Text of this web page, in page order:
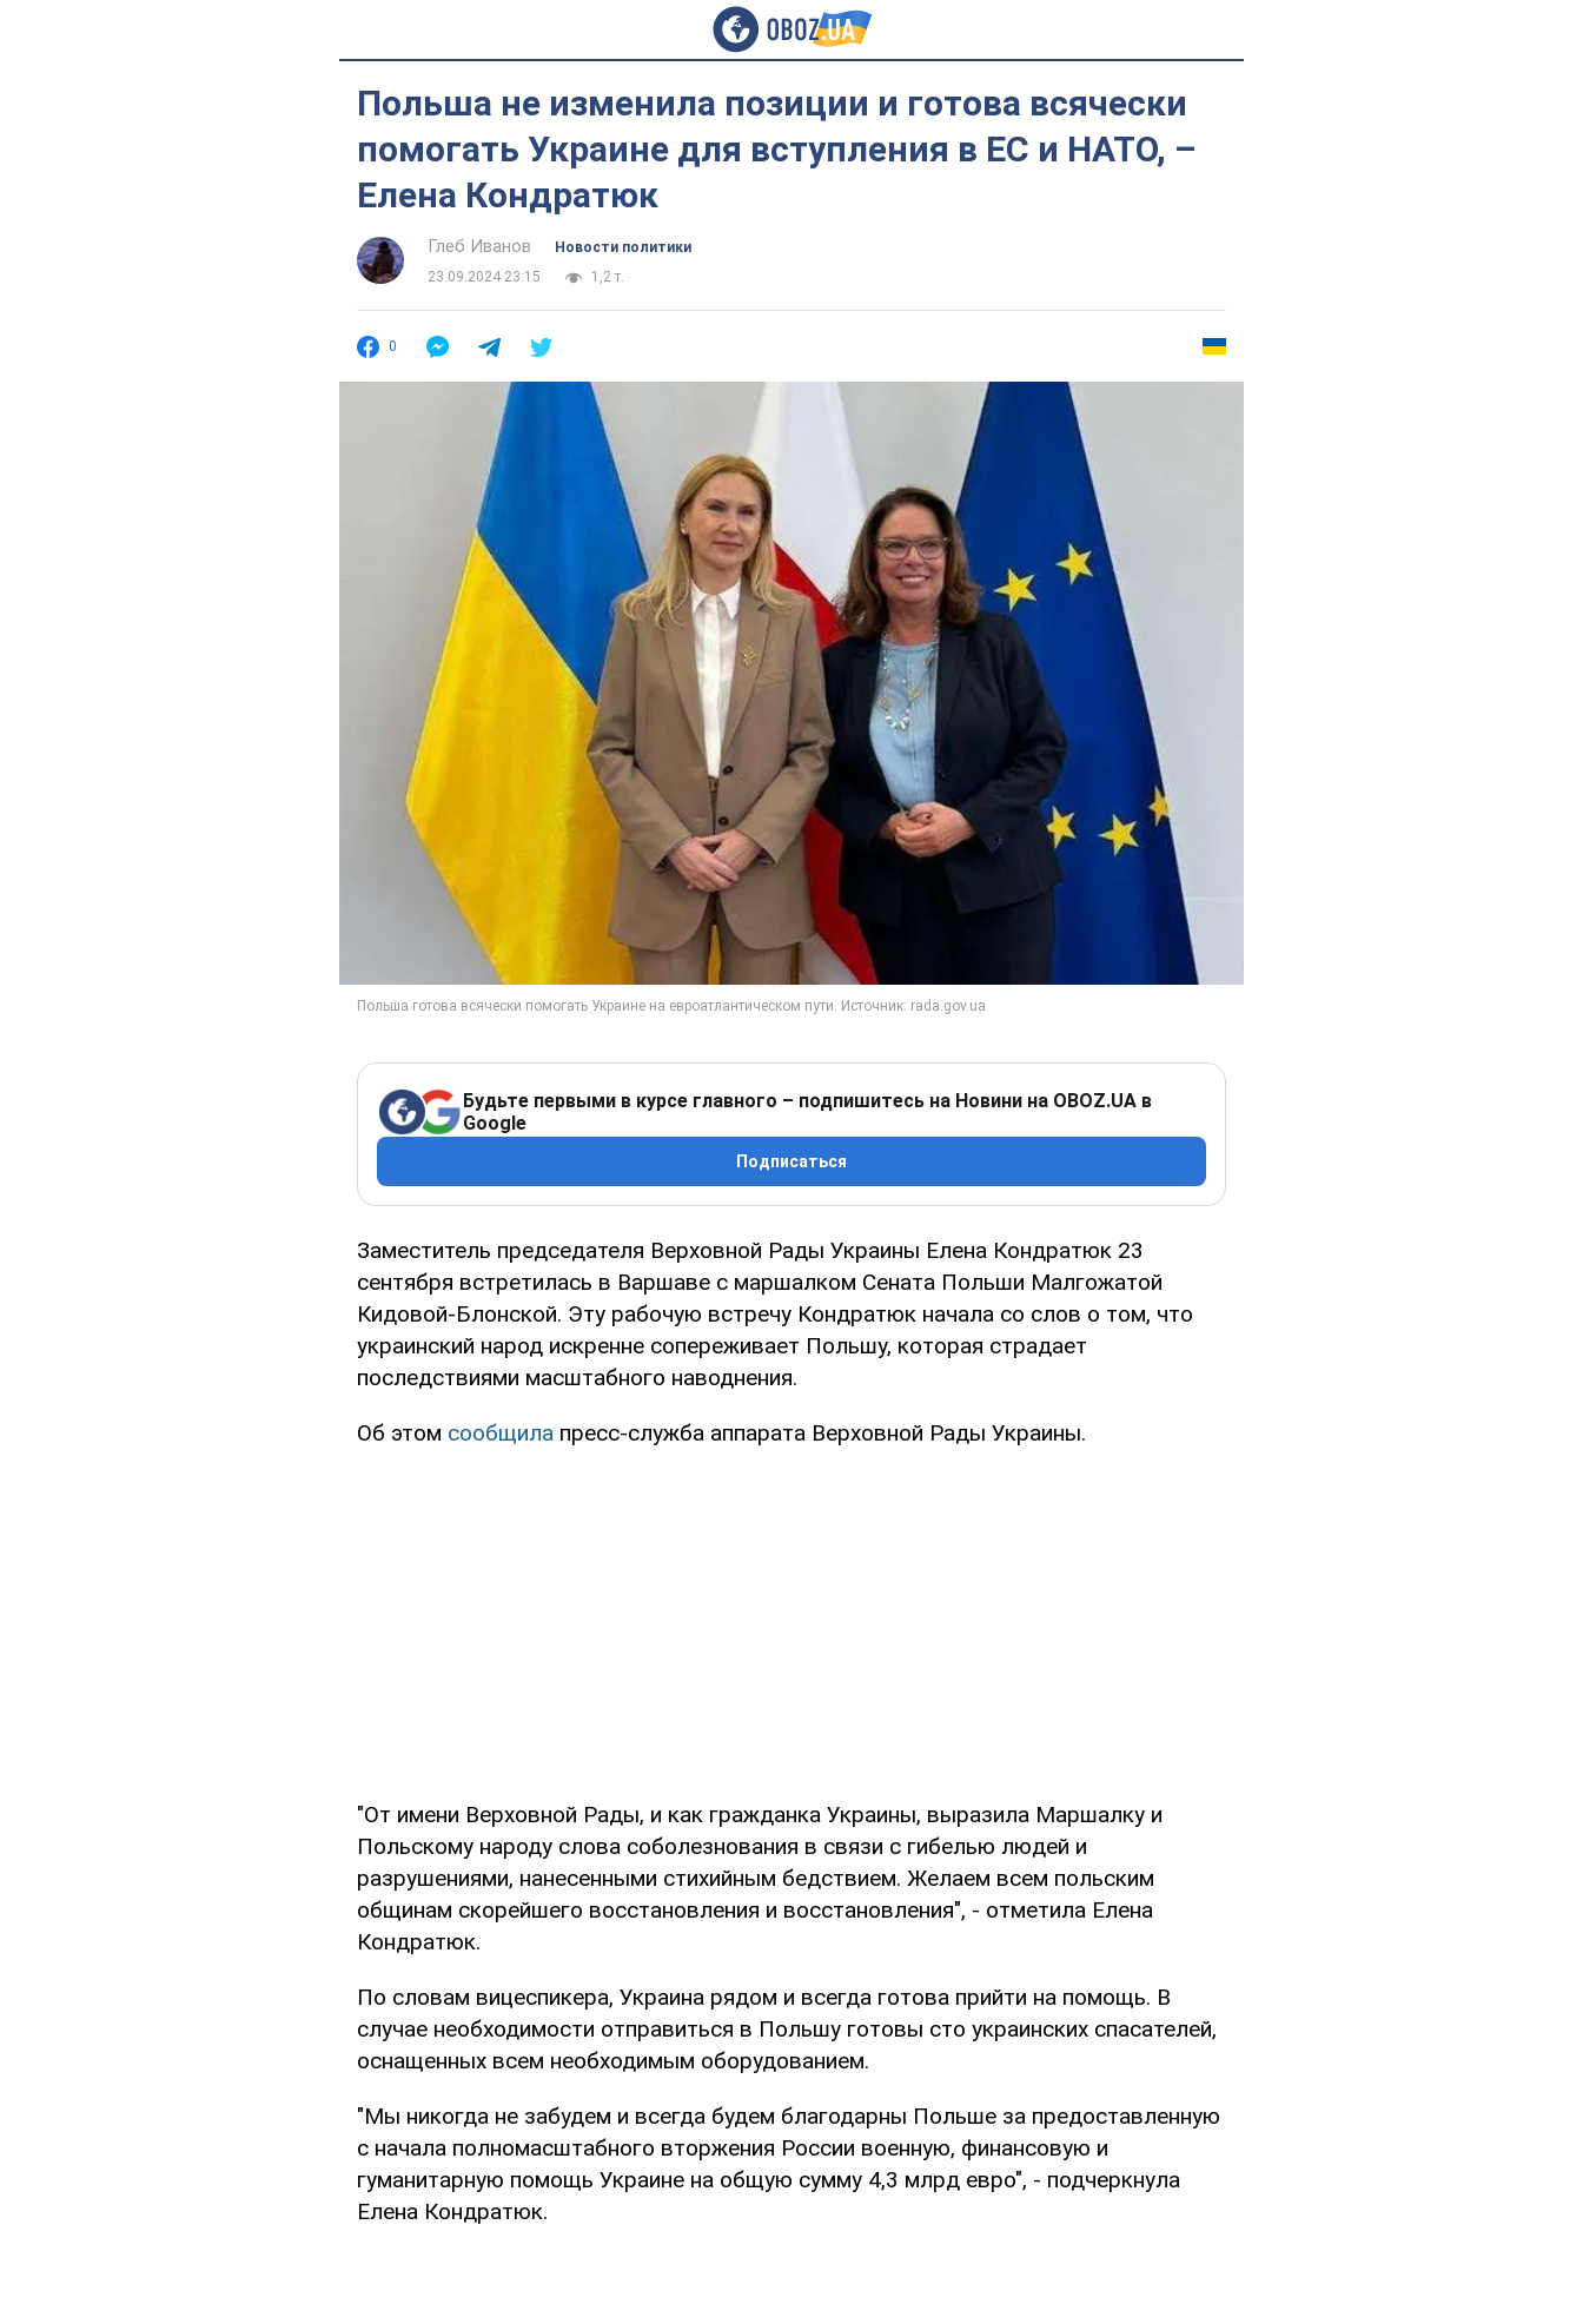
Польша не изменила позиции и готова всячески
помогать Украине для вступления в ЕС и НАТО, –
Елена Кондратюк
Глеб Иванов
Новости политики
23.09.2024 23:15
1,2 т.
0
Будьте первыми в курсе главного – подпишитесь на Новини на OBOZ.UA в
Google
Подписаться
Заместитель председателя Верховной Рады Украины Елена Кондратюк 23
сентября встретилась в Варшаве с маршалком Сената Польши Малгожатой
Кидовой-Блонской. Эту рабочую встречу Кондратюк начала со слов о том, что
украинский народ искренне сопереживает Польшу, которая страдает
последствиями масштабного наводнения.
Об этом сообщила пресс-служба аппарата Верховной Рады Украины.
"От имени Верховной Рады, и как гражданка Украины, выразила Маршалку и
Польскому народу слова соболезнования в связи с гибелью людей и
разрушениями, нанесенными стихийным бедствием. Желаем всем польским
общинам скорейшего восстановления и восстановления", - отметила Елена
Кондратюк.
По словам вицеспикера, Украина рядом и всегда готова прийти на помощь. В
случае необходимости отправиться в Польшу готовы сто украинских спасателей,
оснащенных всем необходимым оборудованием.
"Мы никогда не забудем и всегда будем благодарны Польше за предоставленную
с начала полномасштабного вторжения России военную, финансовую и
гуманитарную помощь Украине на общую сумму 4,3 млрд евро", - подчеркнула
Елена Кондратюк.